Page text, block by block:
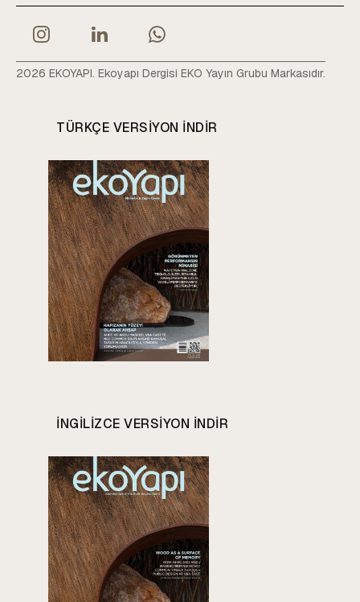
2026 EKOYAPI. Ekoyapı Dergisi EKO Yayın Grubu Markasıdır.
TÜRKÇE VERSIYON INDIR
INGILIZCE VERSIYON INDIR